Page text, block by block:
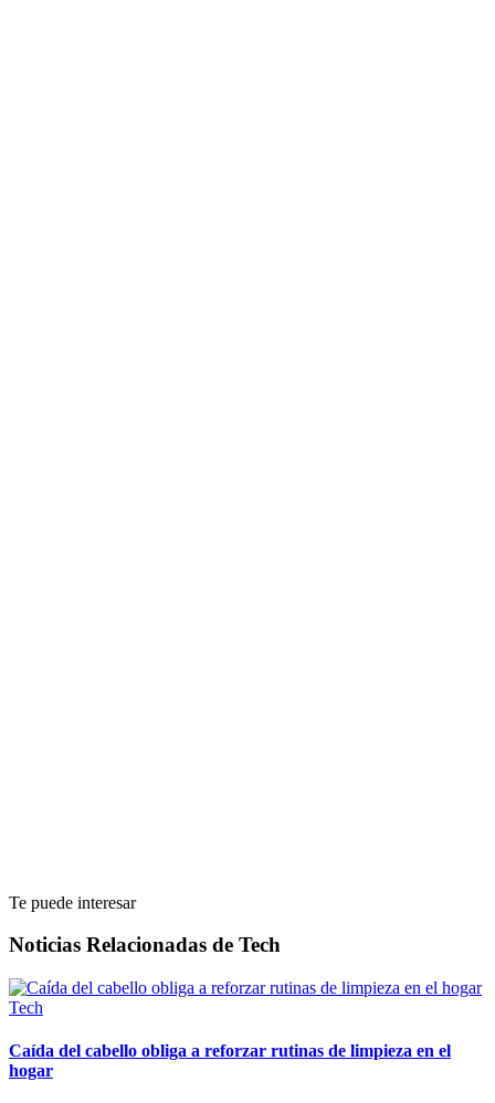
Te puede interesar
Noticias Relacionadas de Tech
Tech
Caída del cabello obliga a reforzar rutinas de limpieza en el
hogar